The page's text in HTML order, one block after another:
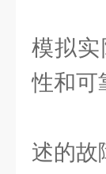
模拟
性和可
述的故